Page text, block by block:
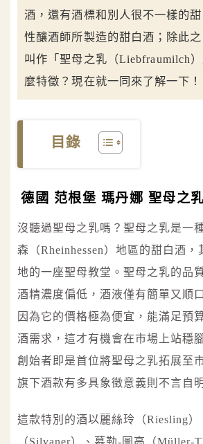
酒，還有酒標和別人很不一樣的
性釀酒師所製造的甜白酒；除此
叫作「聖母之乳（Liebfraumilch
麼特徵？現在就一同來了解一下！
目錄
德國 范根堡 瑪丹娜 聖母之
沒聽過聖母之乳嗎？聖母之乳是一
森（Rheinhessen）地區的甜白酒
地的一座聖母教堂。聖母之乳的品
酒精濃度偏低，酒液僅有簡單又順
因為它的價格極為便宜，能滿足預
酒需求，這才有機會在市場上站穩
創始者即是首位將聖母之乳拓展至
旗下酒款有多具象徵意義則不言自
這款特別的酒以麗絲玲（Riesling）
（Silvaner）、慕勒-圖高（Müller-